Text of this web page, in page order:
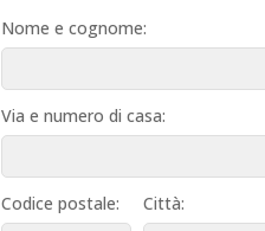
Nome e cognome:
Via e numero di casa:
Codice postale: Città: